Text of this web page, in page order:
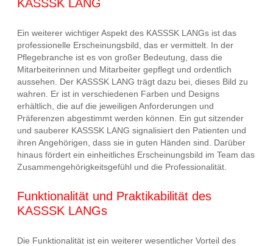
KASSSK LANG
Ein weiterer wichtiger Aspekt des KASSSK LANGs ist das
professionelle Erscheinungsbild, das er vermittelt. In der
Pflegebranche ist es von großer Bedeutung, dass die
Mitarbeiterinnen und Mitarbeiter gepflegt und ordentlich
aussehen. Der KASSSK LANG trägt dazu bei, dieses Bild zu
wahren. Er ist in verschiedenen Farben und Designs
erhältlich, die auf die jeweiligen Anforderungen und
Präferenzen abgestimmt werden können. Ein gut sitzender
und sauberer KASSSK LANG signalisiert den Patienten und
ihren Angehörigen, dass sie in guten Händen sind. Darüber
hinaus fördert ein einheitliches Erscheinungsbild im Team das
Zusammengehörigkeitsgefühl und die Professionalität.
Funktionalität und Praktikabilität des
KASSSK LANGs
Die Funktionalität ist ein weiterer wesentlicher Vorteil des